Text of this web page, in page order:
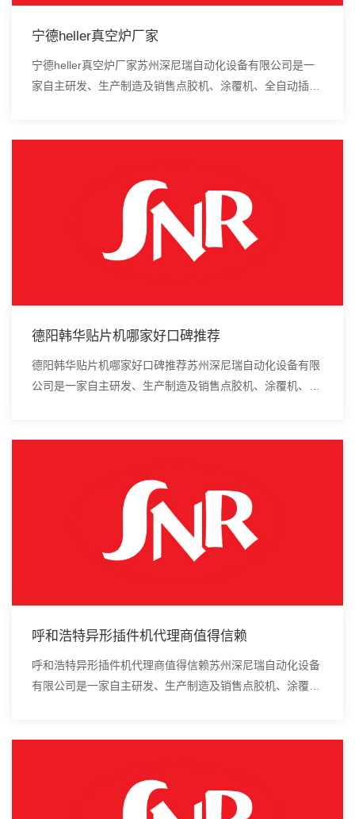
宁德heller真空炉厂家
宁德heller真空炉厂家苏州深尼瑞自动化设备有限公司是一
家自主研发、生产制造及销售点胶机、涂覆机、全自动插件
德阳韩华贴片机哪家好口碑推荐
德阳韩华贴片机哪家好口碑推荐苏州深尼瑞自动化设备有限
公司是一家自主研发、生产制造及销售点胶机、涂覆机、全
呼和浩特异形插件机代理商值得信赖
呼和浩特异形插件机代理商值得信赖苏州深尼瑞自动化设备
有限公司是一家自主研发、生产制造及销售点胶机、涂覆